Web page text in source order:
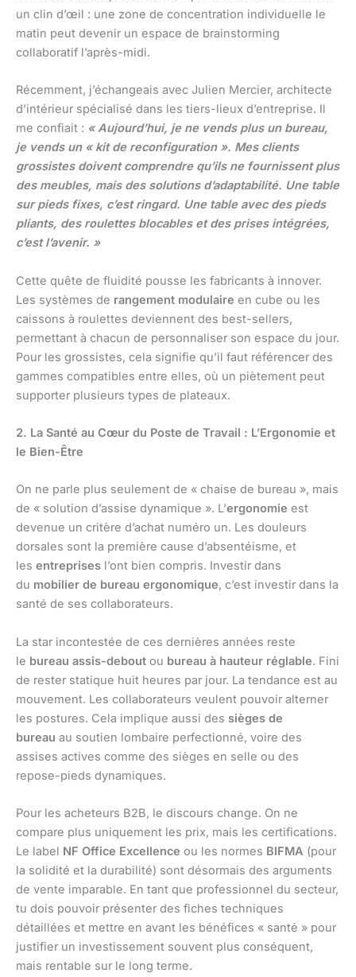
un clin d’œil : une zone de concentration individuelle le
matin peut devenir un espace de brainstorming
collaboratif l’après-midi.
Récemment, j’échangeais avec Julien Mercier, architecte
d’intérieur spécialisé dans les tiers-lieux d’entreprise. Il
me confiait : « Aujourd’hui, je ne vends plus un bureau,
je vends un « kit de reconfiguration ». Mes clients
grossistes doivent comprendre qu’ils ne fournissent plus
des meubles, mais des solutions d’adaptabilité. Une table
sur pieds fixes, c’est ringard. Une table avec des pieds
pliants, des roulettes blocables et des prises intégrées,
c’est l’avenir. »
Cette quête de fluidité pousse les fabricants à innover.
Les systèmes de rangement modulaire en cube ou les
caissons à roulettes deviennent des best-sellers,
permettant à chacun de personnaliser son espace du jour.
Pour les grossistes, cela signifie qu’il faut référencer des
gammes compatibles entre elles, où un piètement peut
supporter plusieurs types de plateaux.
2. La Santé au Cœur du Poste de Travail : L’Ergonomie et
le Bien-Être
On ne parle plus seulement de « chaise de bureau », mais
de « solution d’assise dynamique ». L’ergonomie est
devenue un critère d’achat numéro un. Les douleurs
dorsales sont la première cause d’absentéisme, et
les entreprises l’ont bien compris. Investir dans
du mobilier de bureau ergonomique, c’est investir dans la
santé de ses collaborateurs.
La star incontestée de ces dernières années reste
le bureau assis-debout ou bureau à hauteur réglable. Fini
de rester statique huit heures par jour. La tendance est au
mouvement. Les collaborateurs veulent pouvoir alterner
les postures. Cela implique aussi des sièges de
bureau au soutien lombaire perfectionné, voire des
assises actives comme des sièges en selle ou des
repose-pieds dynamiques.
Pour les acheteurs B2B, le discours change. On ne
compare plus uniquement les prix, mais les certifications.
Le label NF Office Excellence ou les normes BIFMA (pour
la solidité et la durabilité) sont désormais des arguments
de vente imparable. En tant que professionnel du secteur,
tu dois pouvoir présenter des fiches techniques
détaillées et mettre en avant les bénéfices « santé » pour
justifier un investissement souvent plus conséquent,
mais rentable sur le long terme.